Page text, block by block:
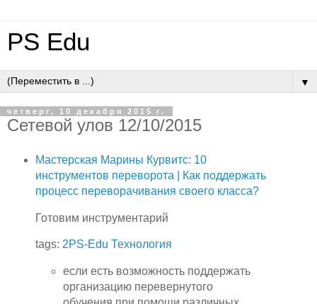
PS Edu
▼
четверг, 10 декабря 2015 г.
Сетевой улов 12/10/2015
Мастерская Марины Курвитс: 10
инструментов переворота | Как поддержать
процесс переворачивания своего класса?
Готовим инструментарий
tags: 2PS-Edu Технология
если есть возможность поддержать
организацию перевернутого